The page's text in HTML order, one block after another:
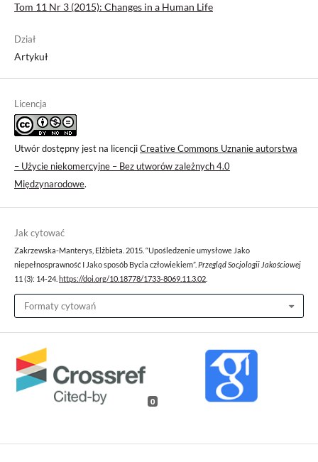
Tom 11 Nr 3 (2015): Changes in a Human Life
Dział
Artykuł
Licencja
Utwór dostępny jest na licencjiCreative Commons Uznanie autorstwa
– Użycie niekomercyjne – Bez utworów zależnych 4.0
Międzynarodowe.
Jak cytować
Zakrzewska-Manterys, Elżbieta. 2015. “Upośledzenie umysłowe Jako
niepełnosprawność I Jako sposób Bycia człowiekiem”. Przegląd Socjologii Jakościowej
11 (3): 14-24. https://doi.org/10.18778/1733-8069.11.3.02
Formaty cytowań
0